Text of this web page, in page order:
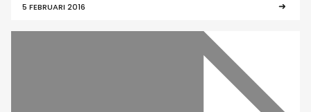
5 FEBRUARI 2016